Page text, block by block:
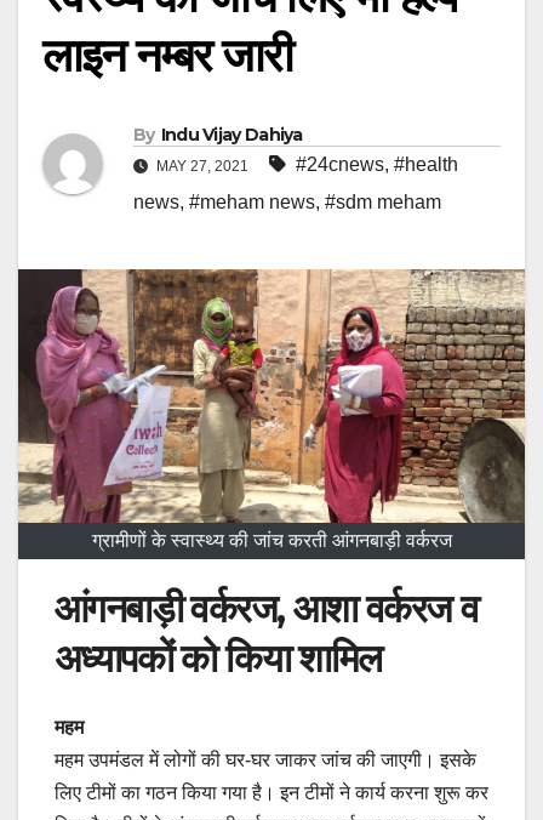
लाइन नम्बर जारी
By Indu Vijay Dahiya
MAY 27, 2021 #24cnews, #health
news, #meham news, #sdm meham
ग्रामीणों के स्वास्थ्य की जांच करती आंगनबाड़ी वर्करज
आंगनबाड़ी वर्करज, आशा वर्करज व
अध्यापकों को किया शामिल
महम
महम उपमंडल में लोगों की घर-घर जाकर जांच की जाएगी। इसके
लिए टीमों का गठन किया गया है। इन टीमों ने कार्य करना शुरू कर